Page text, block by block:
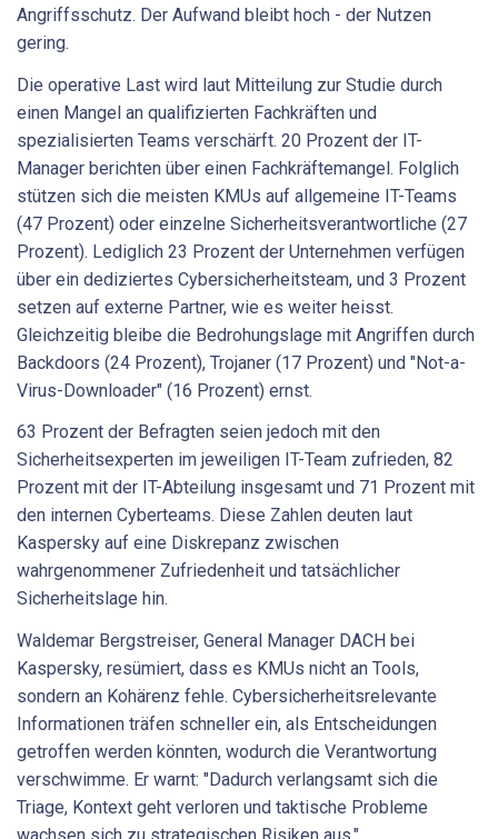
Angriffsschutz. Der Aufwand bleibt hoch - der Nutzen
gering.
Die operative Last wird laut Mitteilung zur Studie durch
einen Mangel an qualifizierten Fachkräften und
spezialisierten Teams verschärft. 20 Prozent der IT-
Manager berichten über einen Fachkräftemangel. Folglich
stützen sich die meisten KMUs auf allgemeine IT-Teams
(47 Prozent) oder einzelne Sicherheitsverantwortliche (27
Prozent). Lediglich 23 Prozent der Unternehmen verfügen
über ein dediziertes Cybersicherheitsteam, und 3 Prozent
setzen auf externe Partner, wie es weiter heisst.
Gleichzeitig bleibe die Bedrohungslage mit Angriffen durch
Backdoors (24 Prozent), Trojaner (17 Prozent) und "Not-a-
Virus-Downloader" (16 Prozent) ernst.
63 Prozent der Befragten seien jedoch mit den
Sicherheitsexperten im jeweiligen IT-Team zufrieden, 82
Prozent mit der IT-Abteilung insgesamt und 71 Prozent mit
den internen Cyberteams. Diese Zahlen deuten laut
Kaspersky auf eine Diskrepanz zwischen
wahrgenommener Zufriedenheit und tatsächlicher
Sicherheitslage hin.
Waldemar Bergstreiser, General Manager DACH bei
Kaspersky, resümiert, dass es KMUs nicht an Tools,
sondern an Kohärenz fehle. Cybersicherheitsrelevante
Informationen träfen schneller ein, als Entscheidungen
getroffen werden könnten, wodurch die Verantwortung
verschwimme. Er warnt: "Dadurch verlangsamt sich die
Triage, Kontext geht verloren und taktische Probleme